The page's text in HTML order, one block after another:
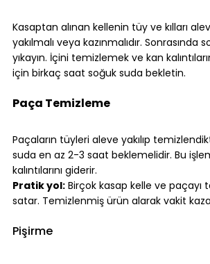
Kasaptan alınan kellenin tüy ve kılları
yakılmalı veya kazınmalıdır. Sonrasında
yıkayın. İçini temizlemek ve kan
için birkaç saat soğuk suda bekletin.
Paça Temizleme
Paçaların tüyleri aleve yakılıp
suda en az 2-3 saat beklemelidir. Bu
kalıntılarını giderir.
Pratik yol: Birçok kasap kelle ve paçayı
satar. Temizlenmiş ürün alarak vakit
Pişirme